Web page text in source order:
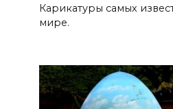
Карикатуры самых
мире.